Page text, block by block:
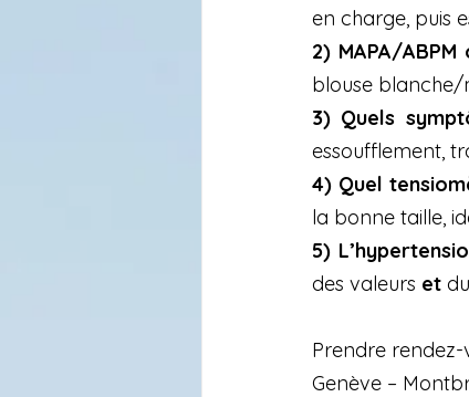
en charge, puis
2) MAPA/
blouse blanche/
3) Quels
essoufflement,
4) Quel
la bonne taille,
5)
des valeurs et
Prendre
Genève –